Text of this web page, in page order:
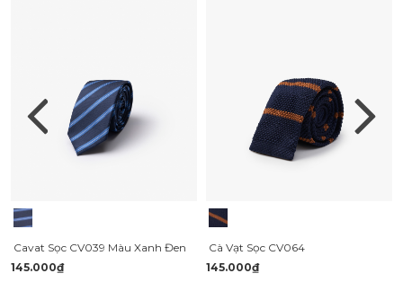
Cavat Sọc CV039 Màu Xanh Đen
145.000₫
Cà Vạt Sọc CV064
145.000₫